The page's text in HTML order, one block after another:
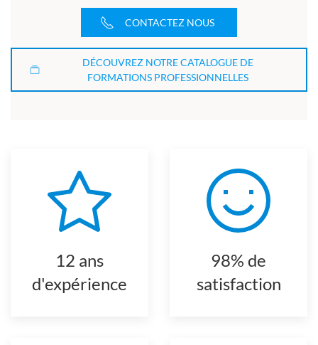
CONTACTEZ NOUS
DÉCOUVREZ NOTRE CATALOGUE DE
FORMATIONS PROFESSIONNELLES
12 ans
d'expérience
98% de
satisfaction